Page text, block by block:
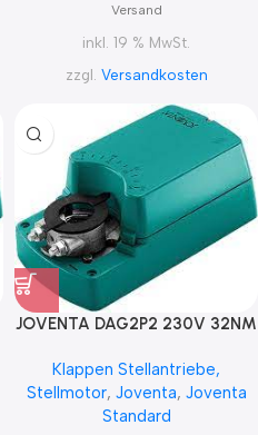
Versand
inkl. 19 % MwSt.
zzgl. Versandkosten
JOVENTA DAG2P2 230V 32NM
RÜCKFÜHRPOTENTIOMETER
140 Ohm
Klappen Stellantriebe,
Stellmotor, Joventa, Joventa
Standard